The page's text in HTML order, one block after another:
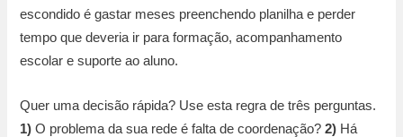
escondido é gastar meses preenchendo planilha e perder
tempo que deveria ir para formação, acompanhamento
escolar e suporte ao aluno.
Quer uma decisão rápida? Use esta regra de três perguntas.
1) O problema da sua rede é falta de coordenação?2) Há